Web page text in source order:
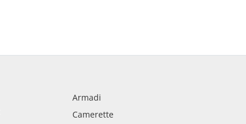
Armadi
Camerette